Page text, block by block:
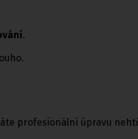
.
profesionální úpravu